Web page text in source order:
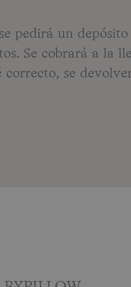
pedirá un
Se cobrará a la
correcto, se